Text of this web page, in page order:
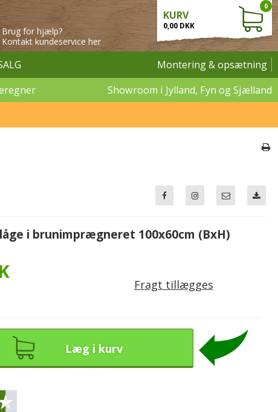
Brug for hjælp?
Kontakt kundeservice her
KURV
0,00 DKK
0
Montering & opsætning
Showroom i Jylland, Fyn og Sjælland
i brunimprægneret 100x60cm (BxH)
Fragt tillægges
Læg i kurv